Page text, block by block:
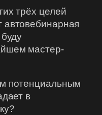
трёх целей
автовебинарная
мастер-
потенциальным
в